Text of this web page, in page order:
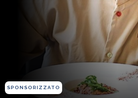
SPONSORIZZATO